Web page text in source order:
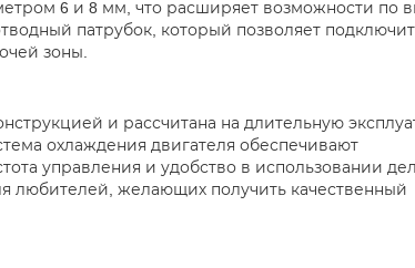
6 и 8 мм, что расширяет возможности по
патрубок, который позволяет
зоны.
и рассчитана на длительную
охлаждения двигателя обеспечивают
управления и удобство в использовании
любителей, желающих получить качественный